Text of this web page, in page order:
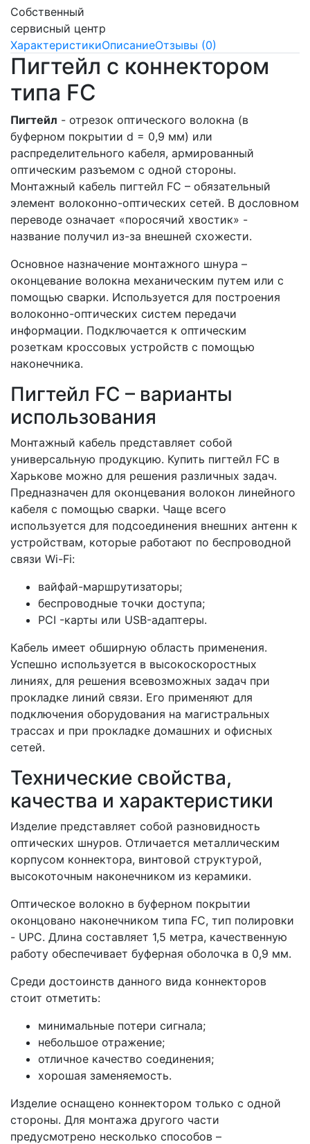
Собственный
сервисный центр
ХарактеристикиОписаниеОтзывы (0)
Пигтейл с коннектором
типа FC
Пигтейл - отрезок оптического волокна (в
буферном покрытии d = 0,9 мм) или
распределительного кабеля, армированный
оптическим разъемом с одной стороны.
Монтажный кабель пигтейл FC – обязательный
элемент волоконно-оптических сетей. В дословном
переводе означает «поросячий хвостик» -
название получил из-за внешней схожести.
Основное назначение монтажного шнура –
оконцевание волокна механическим путем или с
помощью сварки. Используется для построения
волоконно-оптических систем передачи
информации. Подключается к оптическим
розеткам кроссовых устройств с помощью
наконечника.
Пигтейл FC – варианты
использования
Монтажный кабель представляет собой
универсальную продукцию. Купить пигтейл FC в
Харькове можно для решения различных задач.
Предназначен для оконцевания волокон линейного
кабеля с помощью сварки. Чаще всего
используется для подсоединения внешних антенн к
устройствам, которые работают по беспроводной
связи Wi-Fi:
вайфай-маршрутизаторы;
беспроводные точки доступа;
PCI -карты или USB-адаптеры.
Кабель имеет обширную область применения.
Успешно используется в высокоскоростных
линиях, для решения всевозможных задач при
прокладке линий связи. Его применяют для
подключения оборудования на магистральных
трассах и при прокладке домашних и офисных
сетей.
Технические свойства,
качества и характеристики
Изделие представляет собой разновидность
оптических шнуров. Отличается металлическим
корпусом коннектора, винтовой структурой,
высокоточным наконечником из керамики.
Оптическое волокно в буферном покрытии
оконцовано наконечником типа FC, тип полировки
- UPC. Длина составляет 1,5 метра, качественную
работу обеспечивает буферная оболочка в 0,9 мм.
Среди достоинств данного вида коннекторов
стоит отметить:
минимальные потери сигнала;
небольшое отражение;
отличное качество соединения;
хорошая заменяемость.
Изделие оснащено коннектором только с одной
стороны. Для монтажа другого части
предусмотрено несколько способов –